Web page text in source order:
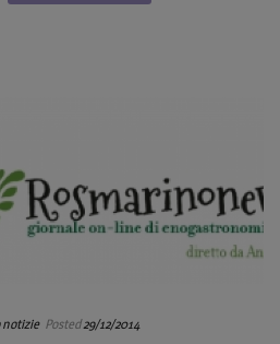
notizie Posted 29/12/2014